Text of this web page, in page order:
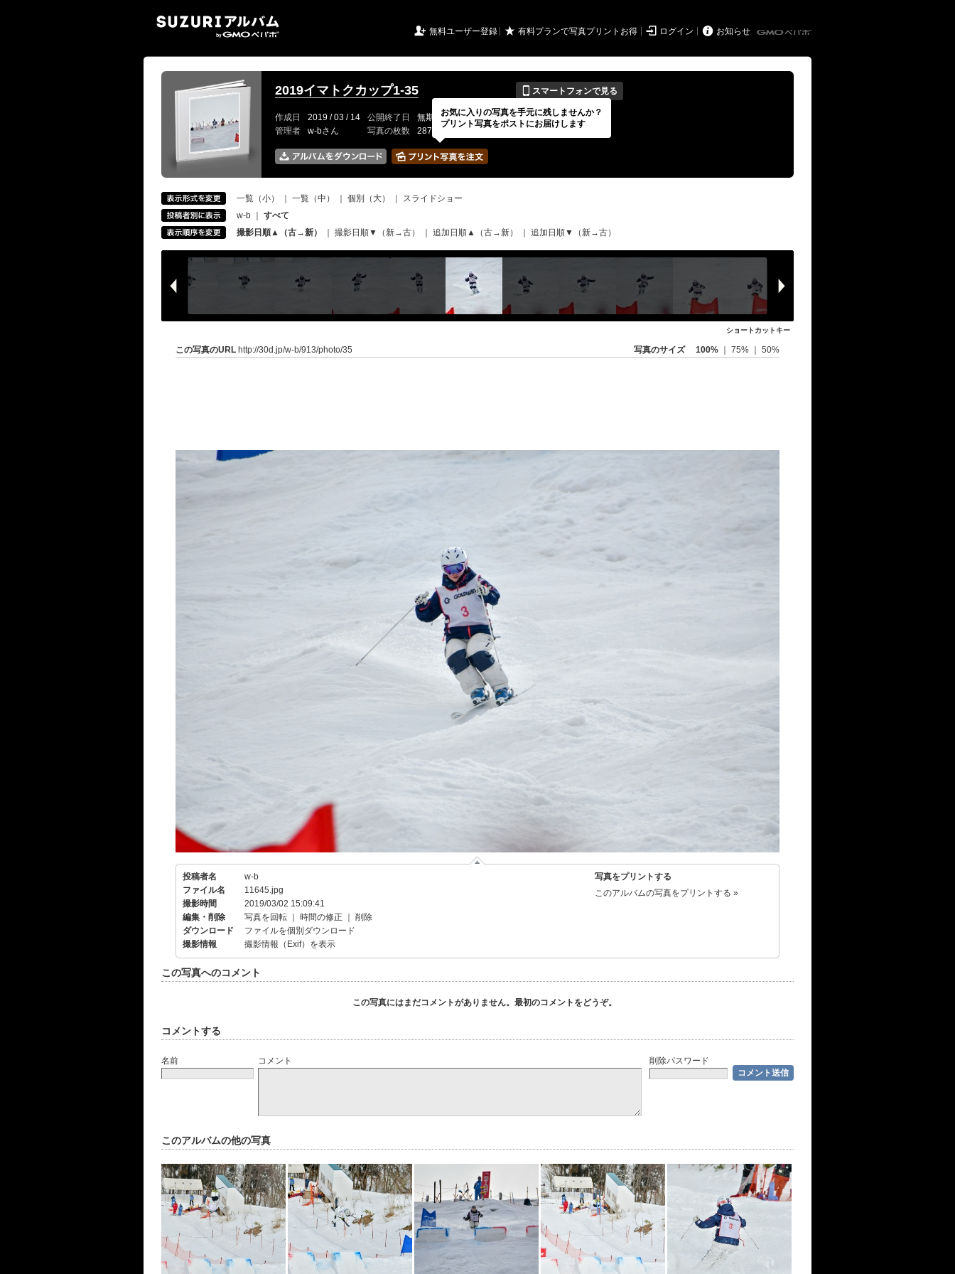
 無料ユーザー登録 ★ 有料プランで写真プリントお得  ログイン  お知らせ
2019イマトクカップ1-35 📱 スマートフォンで見る
作成日 2019 / 03 / 14 公開終了日 無期限 イベントの期間
---
管理者
w-bさん 写真の枚数 287 / 2000枚
一覧（小） 一覧（中） 個別（大）
スライドショー
w-b
すべて
撮影日順▲（古→新）
撮影日順▼（新→古） 追加日順▲（古→新） 追加日順▼（新→古）
ショートカットキー
この写真のURL http://30d.jp/w-b/913/photo/35 写真のサイズ 100% 75% 50%
投稿者名
w-b
ファイル名
11645.jpg
撮影時間
2019/03/02 15:09:41
編集・削除
写真を回転 時間の修正
削除
ダウンロード
ファイルを個別ダウンロード
撮影情報
撮影情報（Exif）を表示
写真をプリントする
このアルバムの写真をプリントする »
この写真へのコメント
この写真にはまだコメントがありません。最初のコメントをどうぞ。
コメントする
名前 コメント 削除パスワード
このアルバムの他の写真
お気に入りの写真を手元に残しませんか？
プリント写真をポストにお届けします